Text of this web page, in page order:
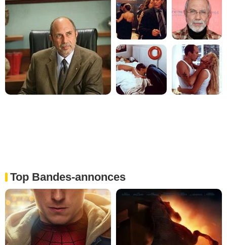
Top Bandes-annonces